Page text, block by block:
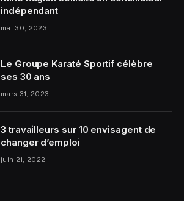
indépendant
mai 30, 2023
Le Groupe Karaté Sportif célèbre
ses 30 ans
mars 31, 2023
3 travailleurs sur 10 envisagent de
changer d’emploi
juin 21, 2022